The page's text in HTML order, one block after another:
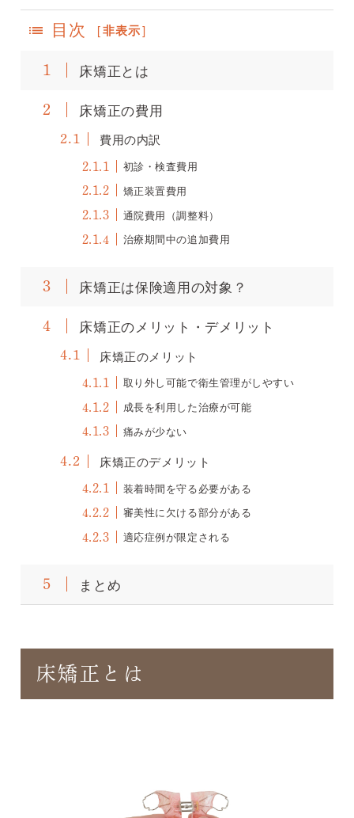
目次 [非表示]
1 床矯正とは
2 床矯正の費用
2.1 費用の内訳
2.1.1 初診・検査費用
2.1.2 矯正装置費用
2.1.3 通院費用（調整料）
2.1.4 治療期間中の追加費用
3 床矯正は保険適用の対象？
4 床矯正のメリット・デメリット
4.1 床矯正のメリット
4.1.1 取り外し可能で衛生管理がしやすい
4.1.2 成長を利用した治療が可能
4.1.3 痛みが少ない
4.2 床矯正のデメリット
4.2.1 装着時間を守る必要がある
4.2.2 審美性に欠ける部分がある
4.2.3 適応症例が限定される
5 まとめ
床矯正とは